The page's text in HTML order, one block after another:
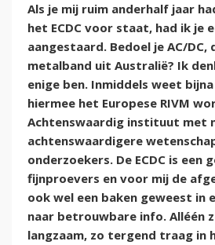
Als je mij ruim anderhalf jaar
het ECDC voor staat, had ik je
aangestaard. Bedoel je AC/DC,
metalband uit Australië? Ik
enige ben. Inmiddels weet
hiermee het Europese RIVM
Achtenswaardig instituut met
achtenswaardigere
onderzoekers. De ECDC is een
fijnproevers en voor mij de
ook wel een baken geweest in
naar betrouwbare info. Alléén
langzaam, zo tergend traag in